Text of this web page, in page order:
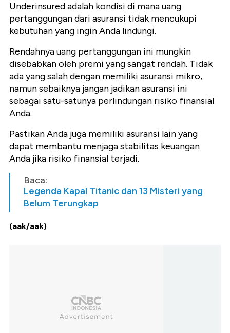
Underinsured adalah kondisi di mana uang
pertanggungan dari asuransi tidak mencukupi
kebutuhan yang ingin Anda lindungi.
Rendahnya uang pertanggungan ini mungkin
disebabkan oleh premi yang sangat rendah. Tidak
ada yang salah dengan memiliki asuransi mikro,
namun sebaiknya jangan jadikan asuransi ini
sebagai satu-satunya perlindungan risiko finansial
Anda.
Pastikan Anda juga memiliki asuransi lain yang
dapat membantu menjaga stabilitas keuangan
Anda jika risiko finansial terjadi.
Baca:
Legenda Kapal Titanic dan 13 Misteri yang
Belum Terungkap
(aak/aak)